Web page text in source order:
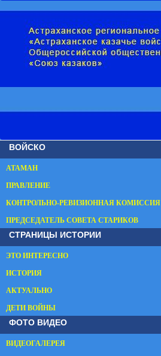
ВОЙСКО
АТАМАН
ПРАВЛЕНИЕ
КОНТРОЛЬНО-РЕВИЗИОННАЯ КОМИССИЯ
ПРЕДСЕДАТЕЛЬ СОВЕТА СТАРИКОВ
СТРАНИЦЫ ИСТОРИИ
ЭТО ИНТЕРЕСНО
ИСТОРИЯ
АКТУАЛЬНО
ДЕТИ ВОЙНЫ
ФОТО ВИДЕО
ВИДЕОГАЛЕРЕЯ